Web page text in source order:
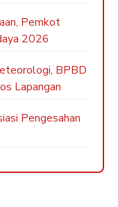
Pemkot
2026
BPBD
Lapangan
Pengesahan